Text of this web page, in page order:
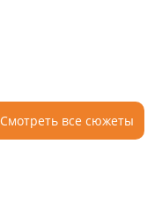
Смотреть все сюжеты